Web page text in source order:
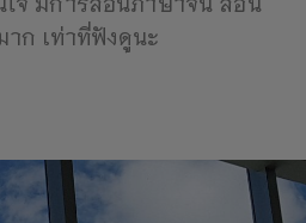
ก เท่าที่ฟังดูนะ